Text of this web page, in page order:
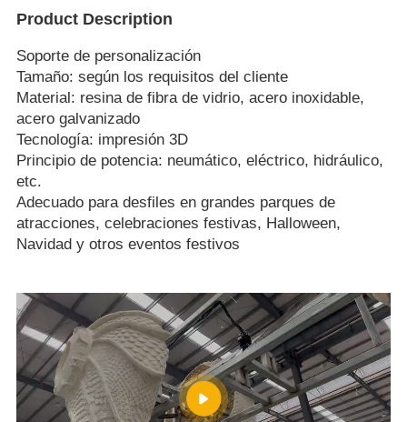
Product Description
Soporte de personalización
Tamaño: según los requisitos del cliente
Material: resina de fibra de vidrio, acero inoxidable,
acero galvanizado
Tecnología: impresión 3D
Principio de potencia: neumático, eléctrico, hidráulico,
etc.
Adecuado para desfiles en grandes parques de
atracciones, celebraciones festivas, Halloween,
Navidad y otros eventos festivos